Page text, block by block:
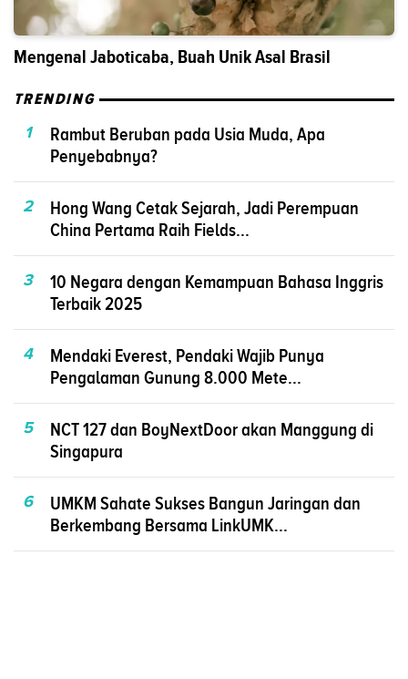
Mengenal Jaboticaba, Buah Unik Asal Brasil
TRENDING
1
Rambut Beruban pada Usia Muda, Apa
Penyebabnya?
2
Hong Wang Cetak Sejarah, Jadi Perempuan
China Pertama Raih Fields...
3
10 Negara dengan Kemampuan Bahasa Inggris
Terbaik 2025
4
Mendaki Everest, Pendaki Wajib Punya
Pengalaman Gunung 8.000 Mete...
5
NCT 127 dan BoyNextDoor akan Manggung di
Singapura
6
UMKM Sahate Sukses Bangun Jaringan dan
Berkembang Bersama LinkUMK...